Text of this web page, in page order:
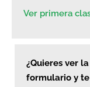
Ver primera
¿Quieres ver
formulario y